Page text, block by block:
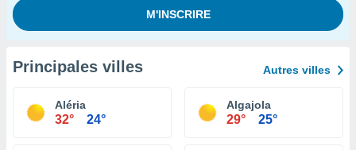
Principales villes Autres villes
Aléria
32° 24°
Algajola
29° 25°